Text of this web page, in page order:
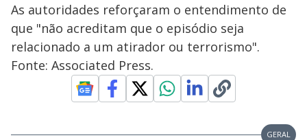
As autoridades reforçaram o entendimento de
que "não acreditam que o episódio seja
relacionado a um atirador ou terrorismo".
Fonte: Associated Press.
GERAL